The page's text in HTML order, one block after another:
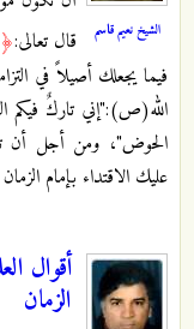
الشيخ نعيم قاسم
قال تعالى:
فيما يجعلك أصيلاً في
الله(ص):"إني تاركٌ فيكم
الحوض"، ومن أجل أن
عليك الاقتداء بإمام
أقوال
الزمان